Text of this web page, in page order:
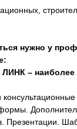
нужно у
–
Презентации.